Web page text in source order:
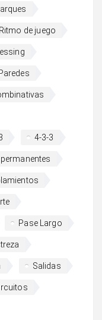
de juego
Paredes
4-3-3
Pase Largo
Salidas